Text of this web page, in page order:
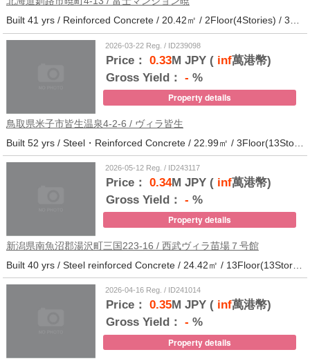
Built 41 yrs / Reinforced Concrete / 20.42㎡ / 2Floor(4Stories) / 32Units / Distance from the station.33
2026-03-22 Reg. / ID239098
Price： 0.33M JPY (inf萬港幣)
Gross Yield： - %
Property details
鳥取県米子市皆生温泉4-2-6 / ヴィラ皆生
Built 52 yrs / Steel・Reinforced Concrete / 22.99㎡ / 3Floor(13Stories) / 138Units / Distance from the station.
2026-05-12 Reg. / ID243117
Price： 0.34M JPY (inf萬港幣)
Gross Yield： - %
Property details
新潟県南魚沼郡湯沢町三国223-16 / 西武ヴィラ苗場７号館
Built 40 yrs / Steel reinforced Concrete / 24.42㎡ / 13Floor(13Stories) / 372Units / Distance from the station.
2026-04-16 Reg. / ID241014
Price： 0.35M JPY (inf萬港幣)
Gross Yield： - %
Property details